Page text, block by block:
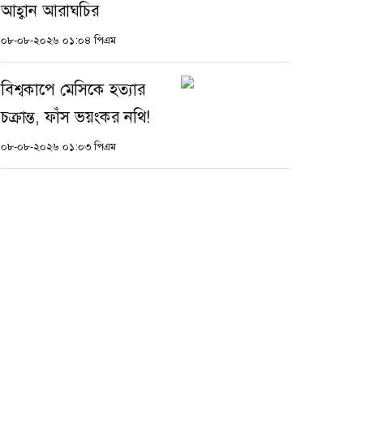
আহ্বান আরাঘচির
০৮-০৮-২০২৬ ০১:০৪ পিএম
বিশ্বকাপে মেসিকে হত্যার
চক্রান্ত, ফাঁস ভয়ংকর নথি!
০৮-০৮-২০২৬ ০১:০৩ পিএম